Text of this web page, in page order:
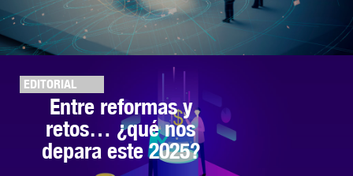
EDITORIAL
Entre reformas y
retos… ¿qué nos
depara este 2025?